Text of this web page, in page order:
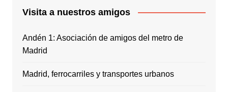
Visita a nuestros amigos
Andén 1: Asociación de amigos del metro de
Madrid
Madrid, ferrocarriles y transportes urbanos